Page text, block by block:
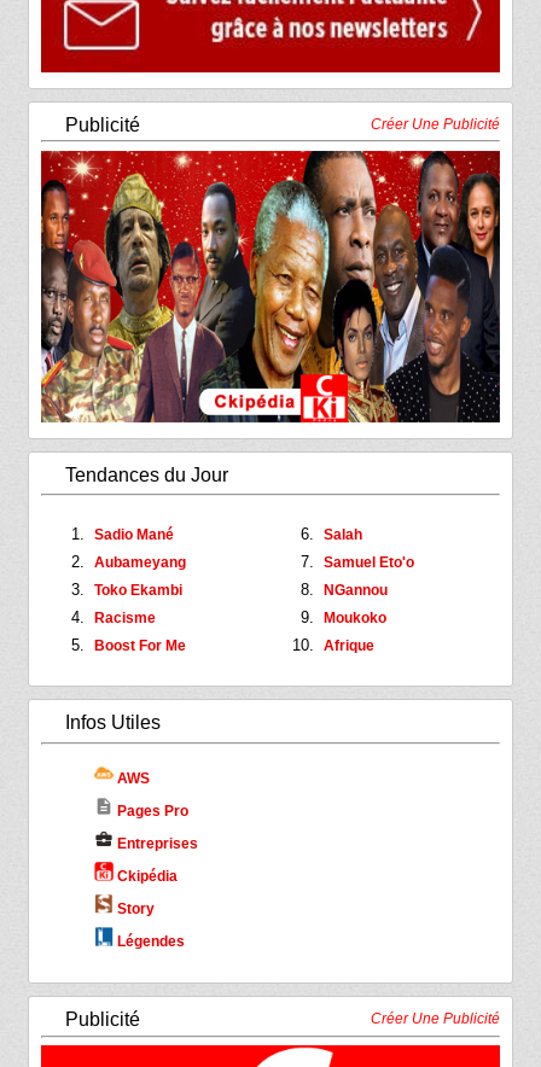
Publicité Créer Une Publicité
Tendances du Jour
Sadio Mané
Aubameyang
Toko Ekambi
Racisme
Boost For Me
Salah
Samuel Eto'o
NGannou
Moukoko
Afrique
Infos Utiles
AWS
description Pages Pro
business_center Entreprises
Ckipédia
Story
Légendes
Publicité Créer Une Publicité